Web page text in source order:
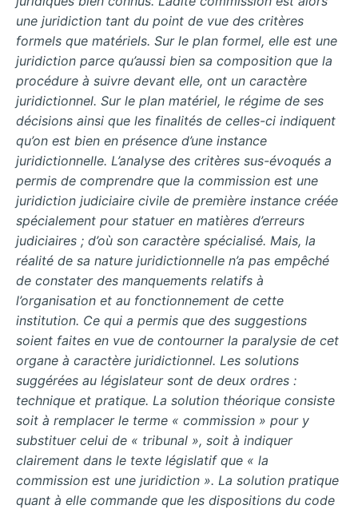
une juridiction tant du point de vue des critères
formels que matériels. Sur le plan formel, elle est une
juridiction parce qu’aussi bien sa composition que la
procédure à suivre devant elle, ont un caractère
juridictionnel. Sur le plan matériel, le régime de ses
décisions ainsi que les finalités de celles-ci indiquent
qu’on est bien en présence d’une instance
juridictionnelle. L’analyse des critères sus-évoqués a
permis de comprendre que la commission est une
juridiction judiciaire civile de première instance créée
spécialement pour statuer en matières d’erreurs
judiciaires ; d’où son caractère spécialisé. Mais, la
réalité de sa nature juridictionnelle n’a pas empêché
de constater des manquements relatifs à
l’organisation et au fonctionnement de cette
institution. Ce qui a permis que des suggestions
soient faites en vue de contourner la paralysie de cet
organe à caractère juridictionnel. Les solutions
suggérées au législateur sont de deux ordres :
technique et pratique. La solution théorique consiste
soit à remplacer le terme « commission » pour y
substituer celui de « tribunal », soit à indiquer
clairement dans le texte législatif que « la
commission est une juridiction ». La solution pratique
quant à elle commande que les dispositions du code